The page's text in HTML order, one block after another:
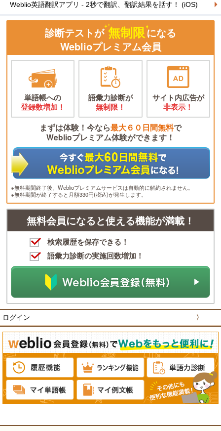
Weblio英語翻訳アプリ - 2秒で翻訳、翻訳結果を話す！ (iOS)
診断テストが 無制限になる
Weblioプレミアム会員
単語帳への
登録数増加！
語彙力診断が
無制限！
サイト内広告が
非表示！
まずは体験！今なら最大６０日間無料で
Weblioプレミアム体験ができます！
※無料期間終了後、Weblioプレミアムサービスは自動的に解約されません。
※無料期間が終了すると月額330円(税込)が発生します。
無料会員になると使える機能が満載！
検索履歴を保存できる！
語彙力診断の実施回数増加！
ログイン 〉